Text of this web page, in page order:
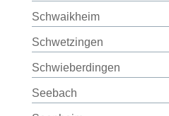
Schwaikheim
Schwetzingen
Schwieberdingen
Seebach